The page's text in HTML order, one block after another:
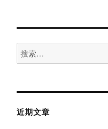
搜
索：
近期文章